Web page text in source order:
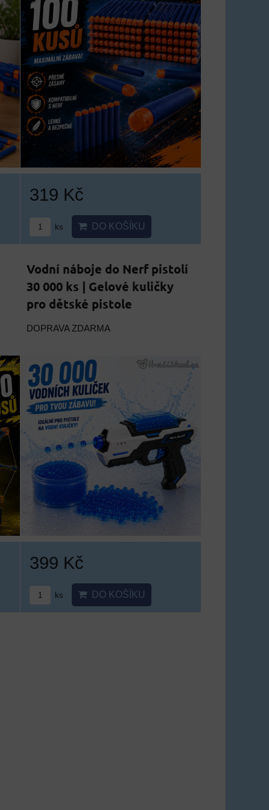
319 Kč
ks DO KOŠÍKU
Vodní náboje do Nerf pistolí
30 000 ks | Gelové kuličky
pro dětské pistole
DOPRAVA ZDARMA
399 Kč
ks DO KOŠÍKU